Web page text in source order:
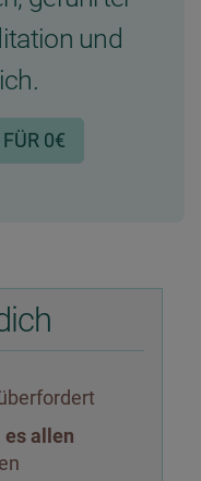
und
0€
es allen